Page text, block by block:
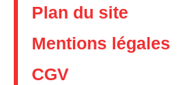
Plan du site
Mentions légales
CGV